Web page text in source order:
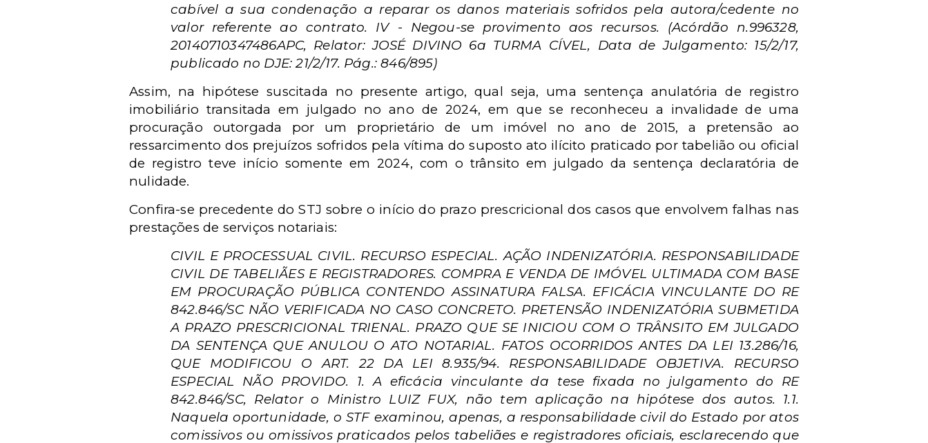
cabível a sua condenação a reparar os danos materiais sofridos pela autora/cedente no
valor referente ao contrato. IV - Negou-se provimento aos recursos. (Acórdão n.996328,
20140710347486APC, Relator: JOSÉ DIVINO 6a TURMA CÍVEL, Data de Julgamento: 15/2/17,
publicado no DJE: 21/2/17. Pág.: 846/895)
Assim, na hipótese suscitada no presente artigo, qual seja, uma sentença anulatória de registro
imobiliário transitada em julgado no ano de 2024, em que se reconheceu a invalidade de uma
procuração outorgada por um proprietário de um imóvel no ano de 2015, a pretensão ao
ressarcimento dos prejuízos sofridos pela vítima do suposto ato ilícito praticado por tabelião ou oficial
de registro teve início somente em 2024, com o trânsito em julgado da sentença declaratória de
nulidade.
Confira-se precedente do STJ sobre o início do prazo prescricional dos casos que envolvem falhas nas
prestações de serviços notariais:
CIVIL E PROCESSUAL CIVIL. RECURSO ESPECIAL. AÇÃO INDENIZATÓRIA. RESPONSABILIDADE
CIVIL DE TABELIÃES E REGISTRADORES. COMPRA E VENDA DE IMÓVEL ULTIMADA COM BASE
EM PROCURAÇÃO PÚBLICA CONTENDO ASSINATURA FALSA. EFICÁCIA VINCULANTE DO RE
842.846/SC NÃO VERIFICADA NO CASO CONCRETO. PRETENSÃO INDENIZATÓRIA SUBMETIDA
A PRAZO PRESCRICIONAL TRIENAL. PRAZO QUE SE INICIOU COM O TRÂNSITO EM JULGADO
DA SENTENÇA QUE ANULOU O ATO NOTARIAL. FATOS OCORRIDOS ANTES DA LEI 13.286/16,
QUE MODIFICOU O ART. 22 DA LEI 8.935/94. RESPONSABILIDADE OBJETIVA. RECURSO
ESPECIAL NÃO PROVIDO. 1. A eficácia vinculante da tese fixada no julgamento do RE
842.846/SC, Relator o Ministro LUIZ FUX, não tem aplicação na hipótese dos autos. 1.1.
Naquela oportunidade, o STF examinou, apenas, a responsabilidade civil do Estado por atos
comissivos ou omissivos praticados pelos tabeliães e registradores oficiais, esclarecendo que